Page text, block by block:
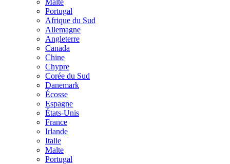
Malte
Portugal
Afrique du Sud
Allemagne
Angleterre
Canada
Chine
Chypre
Corée du Sud
Danemark
Écosse
Espagne
États-Unis
France
Irlande
Italie
Malte
Portugal